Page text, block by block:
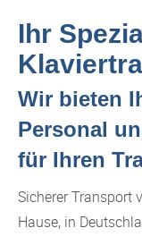
Ihr
Wir bieten
Personal
für Ihren
Sicherer Transport
Hause, in